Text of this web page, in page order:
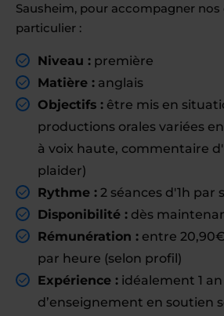
Sausheim, pour accompagner nos
particulier :
Niveau : première
Matière : anglais
Objectifs : être mis en
productions orales variées
à voix haute, commentaire
plaider)
Rythme : 2 séances d'1h par
Disponibilité : dès
Rémunération : entre
par heure (selon profil)
Expérience : idéalement 1
d’enseignement en soutien